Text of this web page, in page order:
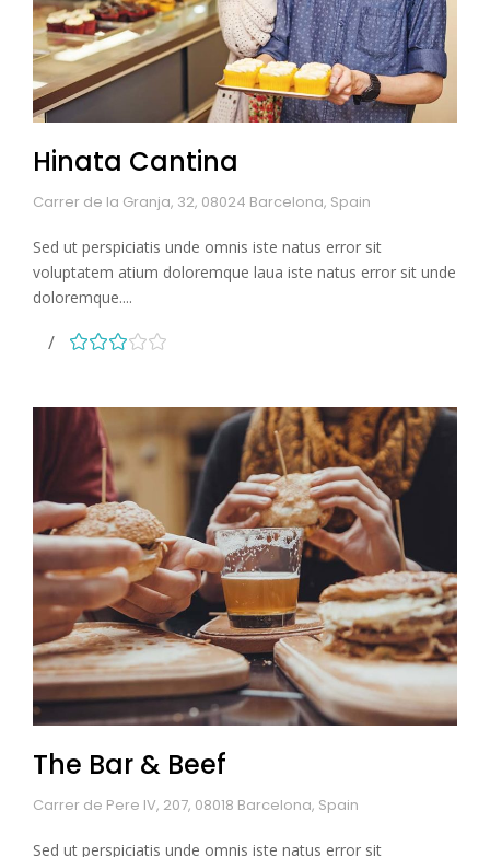
Hinata Cantina
Carrer de la Granja, 32, 08024 Barcelona, Spain
Sed ut perspiciatis unde omnis iste natus error sit
voluptatem atium doloremque laua iste natus error sit unde
doloremque....
The Bar & Beef
Carrer de Pere IV, 207, 08018 Barcelona, Spain
Sed ut perspiciatis unde omnis iste natus error sit